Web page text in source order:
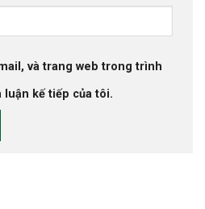
và trang web trong trình
luận kế tiếp của tôi.